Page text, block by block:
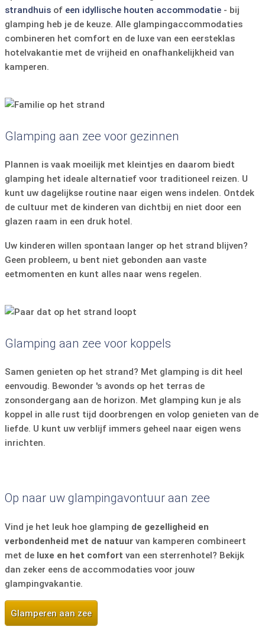
strandhuis of een idyllische houten accommodatie - bij
glamping heb je de keuze. Alle glampingaccommodaties
combineren het comfort en de luxe van een eersteklas
hotelvakantie met de vrijheid en onafhankelijkheid van
kamperen.
Glamping aan zee voor gezinnen
Plannen is vaak moeilijk met kleintjes en daarom biedt
glamping het ideale alternatief voor traditioneel reizen. U
kunt uw dagelijkse routine naar eigen wens indelen. Ontdek
de cultuur met de kinderen van dichtbij en niet door een
glazen raam in een druk hotel.
Uw kinderen willen spontaan langer op het strand blijven?
Geen probleem, u bent niet gebonden aan vaste
eetmomenten en kunt alles naar wens regelen.
Glamping aan zee voor koppels
Samen genieten op het strand? Met glamping is dit heel
eenvoudig. Bewonder 's avonds op het terras de
zonsondergang aan de horizon. Met glamping kun je als
koppel in alle rust tijd doorbrengen en volop genieten van de
liefde. U kunt uw verblijf immers geheel naar eigen wens
inrichten.
Op naar uw glampingavontuur aan zee
Vind je het leuk hoe glamping de gezelligheid en
verbondenheid met de natuur van kamperen combineert
met de luxe en het comfort van een sterrenhotel? Bekijk
dan zeker eens de accommodaties voor jouw
glampingvakantie.
Glamperen aan zee